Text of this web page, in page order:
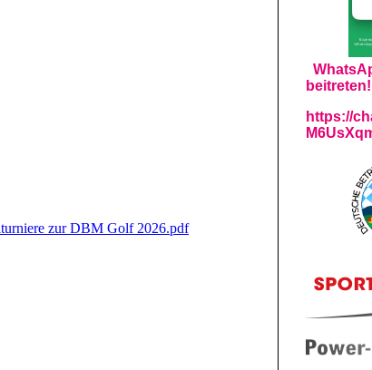
zur DBM Golf 2026.pdf
beitreten!
https://